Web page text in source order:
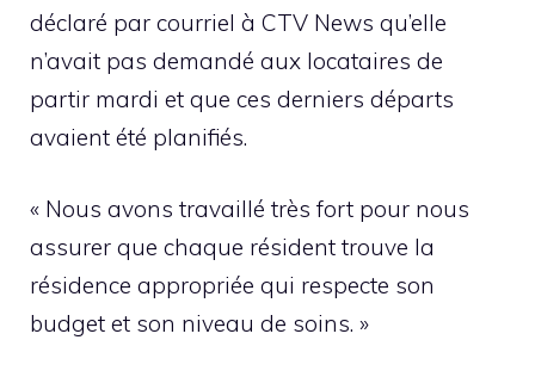
déclaré par courriel à CTV News qu’elle
n’avait pas demandé aux locataires de
partir mardi et que ces derniers départs
avaient été planifiés.
« Nous avons travaillé très fort pour nous
assurer que chaque résident trouve la
résidence appropriée qui respecte son
budget et son niveau de soins. »